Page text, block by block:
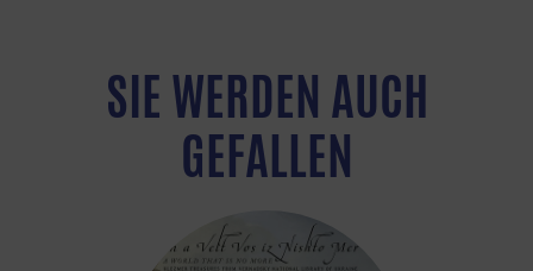
SIE WERDEN AUCH
GEFALLEN